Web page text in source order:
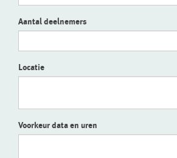
Aantal deelnemers
Locatie
Voorkeur data en uren